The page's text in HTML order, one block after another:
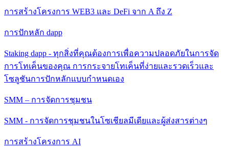
การสร้างโครงการ WEB3 และ DeFi จาก A ถึง Z
การปักหลัก dapp
Staking dapp - ทุกสิ่งที่คุณต้องการเพื่อความปลอดภัยในการจัด
การโทเค็นของคุณ การกระจายโทเค็นที่ง่ายและรวดเร็วและ
โซลูชันการปักหลักแบบกําหนดเอง
SMM – การจัดการชุมชน
SMM - การจัดการชุมชนในโซเชียลมีเดียและผู้ส่งสารต่างๆ
การสร้างโครงการ AI